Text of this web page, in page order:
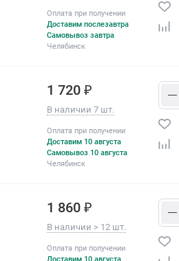
Оплата при получении
Доставим послезавтра
Самовывоз завтра
Челябинск
1 720 ₽
В наличии 7 шт.
Оплата при получении
Доставим 10 августа
Самовывоз 10 августа
Челябинск
1 860 ₽
В наличии > 12 шт.
Оплата при получении
Доставим 10 августа